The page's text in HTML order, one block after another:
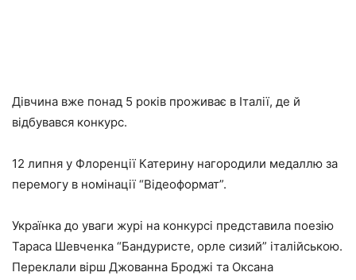
Дівчина вже понад 5 років проживає в Італії, де й
відбувався конкурс.
12 липня у Флоренції Катерину нагородили медаллю за
перемогу в номінації “Відеоформат”.
Українка до уваги журі на конкурсі представила поезію
Тараса Шевченка “Бандуристе, орле сизий” італійською.
Переклали вірш Джованна Броджi та Оксана